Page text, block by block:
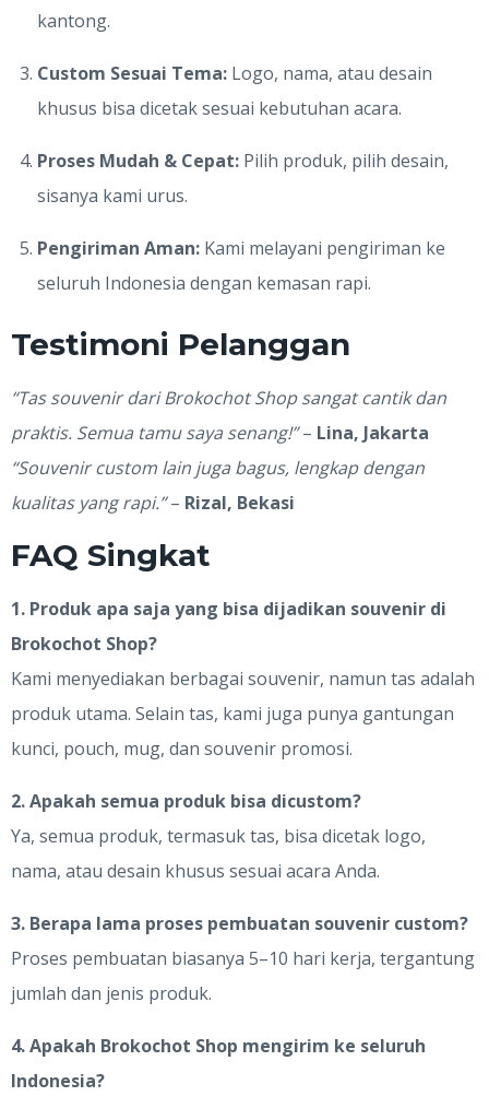
kantong.
Custom Sesuai Tema: Logo, nama, atau desain
khusus bisa dicetak sesuai kebutuhan acara.
Proses Mudah & Cepat: Pilih produk, pilih desain,
sisanya kami urus.
Pengiriman Aman: Kami melayani pengiriman ke
seluruh Indonesia dengan kemasan rapi.
Testimoni Pelanggan
“Tas souvenir dari Brokochot Shop sangat cantik dan
praktis. Semua tamu saya senang!”– Lina, Jakarta
“Souvenir custom lain juga bagus, lengkap dengan
kualitas yang rapi.”– Rizal, Bekasi
FAQ Singkat
1. Produk apa saja yang bisa dijadikan souvenir di
Brokochot Shop?
Kami menyediakan berbagai souvenir, namun tas adalah
produk utama. Selain tas, kami juga punya gantungan
kunci, pouch, mug, dan souvenir promosi.
2. Apakah semua produk bisa dicustom?
Ya, semua produk, termasuk tas, bisa dicetak logo,
nama, atau desain khusus sesuai acara Anda.
3. Berapa lama proses pembuatan souvenir custom?
Proses pembuatan biasanya 5–10 hari kerja, tergantung
jumlah dan jenis produk.
4. Apakah Brokochot Shop mengirim ke seluruh
Indonesia?